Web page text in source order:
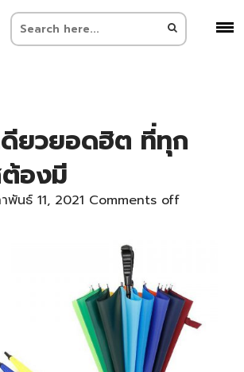
ยวยอดฮิต ที่ทุก
องมี
พันธ์ 11, 2021 Comments off